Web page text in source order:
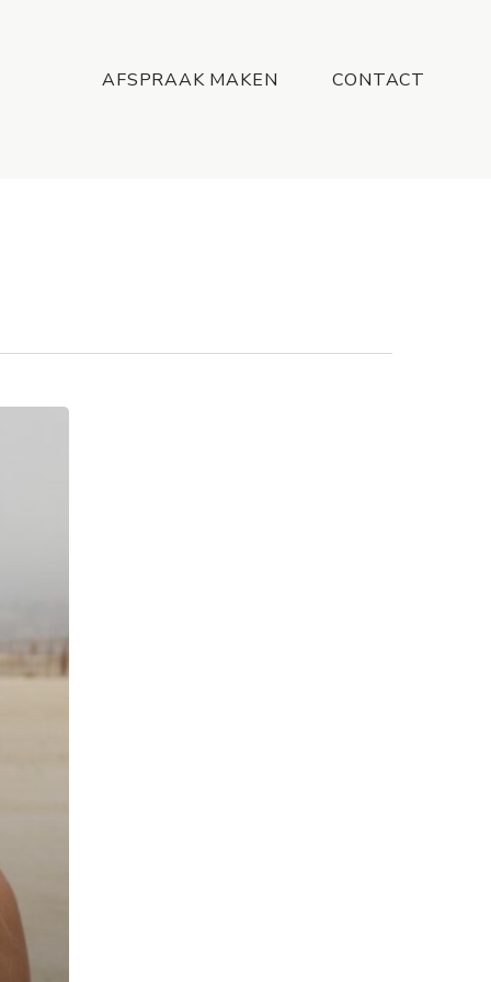
AFSPRAAK MAKEN CONTACT